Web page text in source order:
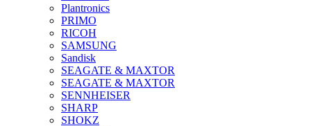
Plantronics
PRIMO
RICOH
SAMSUNG
Sandisk
SEAGATE & MAXTOR
SEAGATE & MAXTOR
SENNHEISER
SHARP
SHOKZ